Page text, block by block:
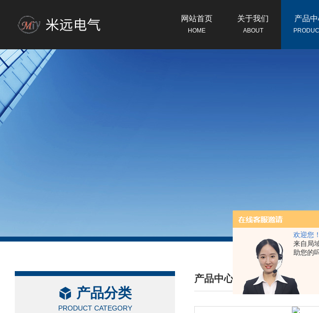
欢迎您！
来自局
助您的
网站首页
HOME
关于我们
ABOUT
产品
产品分类
PRODUCT CATEGORY
产品中心
/ PRODUCTS CENTER